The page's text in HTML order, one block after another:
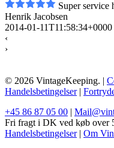
Super service
Henrik Jacobsen
2014-01-11T11:58:34+0000
‹
›
© 2026 VintageKeeping. |
Handelsbetingelser|
+45 86 87 05 00 |
Fri fragt i DK ved køb over
Handelsbetingelser| Om